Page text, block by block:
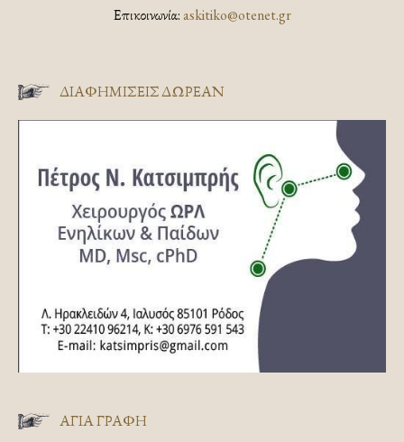
Επικοινωνία:askitiko@otenet.gr
ΔΙΑΦΗΜΊΣΕΙΣ ΔΩΡΕΆΝ
ΑΓΊΑ ΓΡΑΦΉ